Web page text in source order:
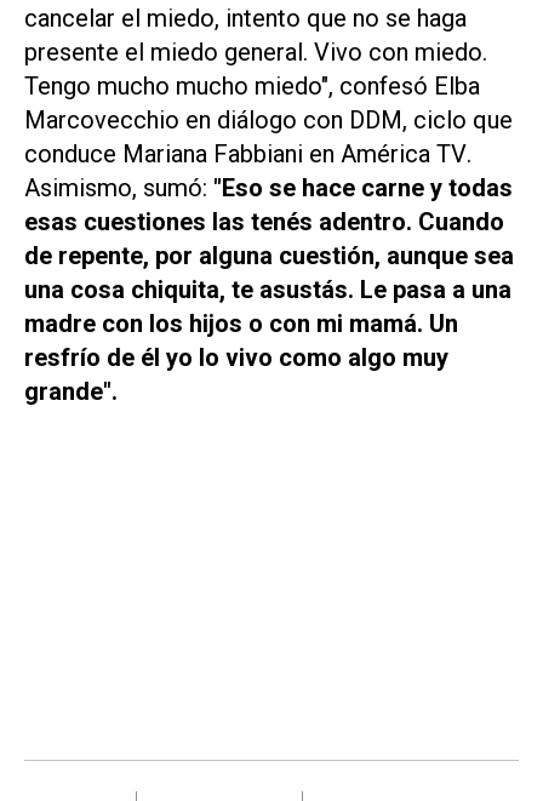
cancelar el miedo, intento que no se haga
presente el miedo general. Vivo con miedo.
Tengo mucho mucho miedo", confesó Elba
Marcovecchio en diálogo con DDM, ciclo que
conduce Mariana Fabbiani en América TV.
Asimismo, sumó: "Eso se hace carne y todas
esas cuestiones las tenés adentro. Cuando
de repente, por alguna cuestión, aunque sea
una cosa chiquita, te asustás. Le pasa a una
madre con los hijos o con mi mamá. Un
resfrío de él yo lo vivo como algo muy
grande".